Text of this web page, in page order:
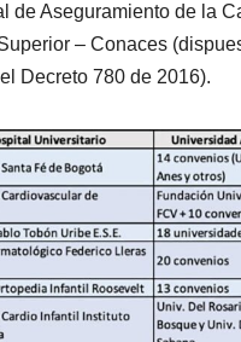
de Aseguramiento de la
– Conaces
Decreto 780 de 2016).